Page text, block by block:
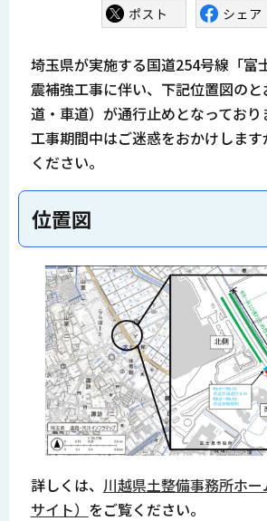
埼玉県が実施する国道254号線「富
震補強工事に伴い、下記位置図の
道・車道）が通行止めとなっており
工事期間中はご迷惑をおかけしま
ください。
位置図
詳しくは、 川越県土整備事務所ホ
サイト） をご覧ください。